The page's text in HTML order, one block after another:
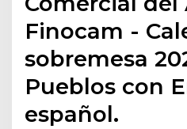
Finocam -
sobremesa
Pueblos con
español.